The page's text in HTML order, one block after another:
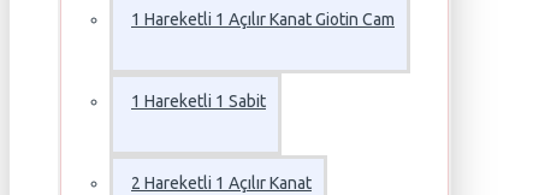
1 Hareketli 1 Açılır Kanat Giotin Cam
1 Hareketli 1 Sabit
2 Hareketli 1 Açılır Kanat